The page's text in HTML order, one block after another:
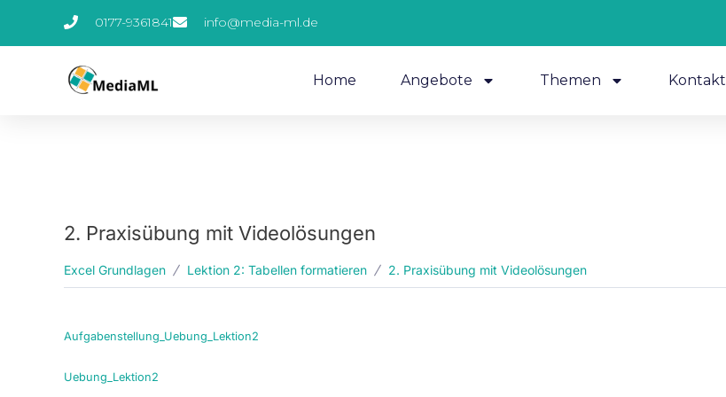
0177-9361841 info@media-ml.de
Home Angebote Themen Kontakt
2. Praxisübung mit Videolösungen
Excel Grundlagen Lektion 2: Tabellen formatieren 2. Praxisübung mit Videolösungen
Aufgabenstellung_Uebung_Lektion2
Uebung_Lektion2